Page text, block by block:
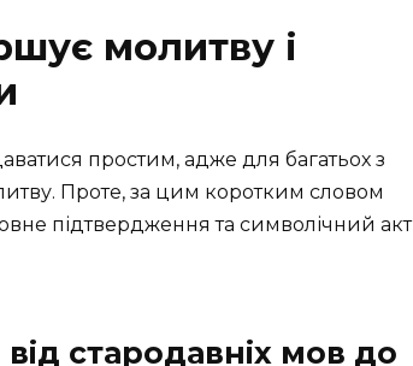
молитву і
простим, адже для багатьох з
Проте, за цим коротким словом
підтвердження та символічний акт
стародавніх мов до